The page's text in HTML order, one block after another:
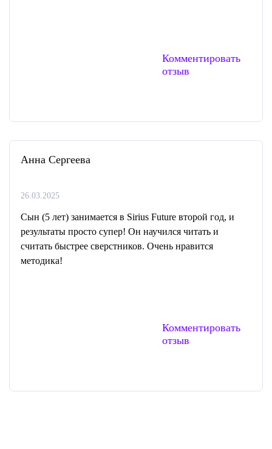
Комментировать
отзыв
Анна Сергеева
26.03.2025
Сын (5 лет) занимается в Sirius Future второй год, и
результаты просто супер! Он научился читать и
считать быстрее сверстников. Очень нравится
методика!
Комментировать
отзыв